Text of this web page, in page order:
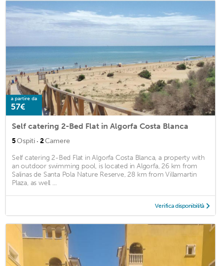
a partire da
57€
Self catering 2-Bed Flat in Algorfa Costa Blanca
5Ospiti · 2Camere
Self catering 2-Bed Flat in Algorfa Costa Blanca, a property with
an outdoor swimming pool, is located in Algorfa, 26 km from
Salinas de Santa Pola Nature Reserve, 28 km from Villamartin
Plaza, as well ...
Verifica disponibilità